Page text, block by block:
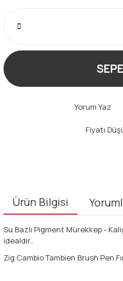
Yorum Yaz
Fiyatı
Ürün Bilgisi
Su Bazlı Pigment Mürekkep -
idealdir..
Zig Cambio Tambien Brush Pen